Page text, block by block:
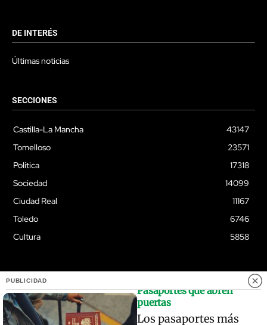
DE INTERÉS
Últimas noticias
SECCIONES
Castilla-La Mancha
43147
Tomelloso
23571
Política
17318
Sociedad
14099
Ciudad Real
11167
Toledo
6746
Cultura
5858
© Quixoteus
PUBLICIDAD
Pasaportes que abren
puertas
Los pasaportes más